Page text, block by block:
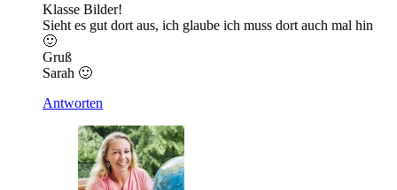
Klasse Bilder!
Sieht es gut dort aus, ich glaube ich muss dort auch mal hin
🙂
Gruß
Sarah 🙂
Antworten